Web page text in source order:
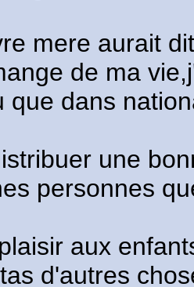
mere aurait
de ma
que dans
une
personnes
aux
d'autres